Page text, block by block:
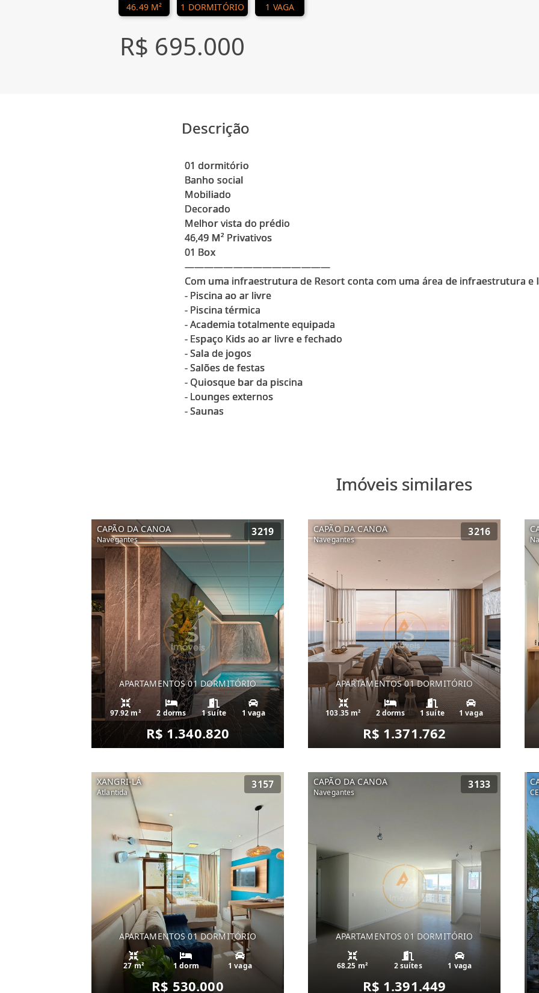
46.49 M² 1 DORMITÓRIO 1 VAGA
R$ 695.000
Descrição
01 dormitório
Banho social
Mobiliado
Decorado
Melhor vista do prédio
46,49 M² Privativos
01 Box
———————————————
Com uma infraestrutura de Resort conta com uma área de infraestrutura e
- Piscina ao ar livre
- Piscina térmica
- Academia totalmente equipada
- Espaço Kids ao ar livre e fechado
- Sala de jogos
- Salões de festas
- Quiosque bar da piscina
- Lounges externos
Imóveis similares
CAPÃO DA CANOA
Navegantes
3219
APARTAMENTOS 01 DORMITÓRIO
97.92 m² 2 dorms 1 suíte 1 vaga
R$ 1.340.820
CAPÃO DA CANOA
Navegantes
3216
APARTAMENTOS 01 DORMITÓRIO
103.35 m² 2 dorms 1 suíte 1 vaga
R$ 1.371.762
XANGRI-LÁ
Atlantida
3157
APARTAMENTOS 01 DORMITÓRIO
27 m² 1 dorm 1 vaga
R$ 530.000
CAPÃO DA CANOA
Navegantes
3133
APARTAMENTOS 01 DORMITÓRIO
68.25 m² 2 suítes 1 vaga
R$ 1.391.449